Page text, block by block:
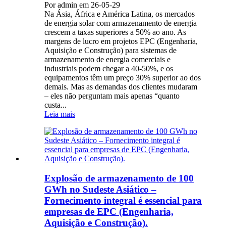
Por admin em 26-05-29
Na Ásia, África e América Latina, os mercados
de energia solar com armazenamento de energia
crescem a taxas superiores a 50% ao ano. As
margens de lucro em projetos EPC (Engenharia,
Aquisição e Construção) para sistemas de
armazenamento de energia comerciais e
industriais podem chegar a 40-50%, e os
equipamentos têm um preço 30% superior ao dos
demais. Mas as demandas dos clientes mudaram
– eles não perguntam mais apenas “quanto
custa...
Leia mais
Explosão de armazenamento de 100
GWh no Sudeste Asiático –
Fornecimento integral é essencial para
empresas de EPC (Engenharia,
Aquisição e Construção).